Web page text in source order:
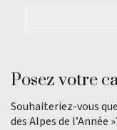
Posez votre
Souhaiteriez-vous
des Alpes de l’Année